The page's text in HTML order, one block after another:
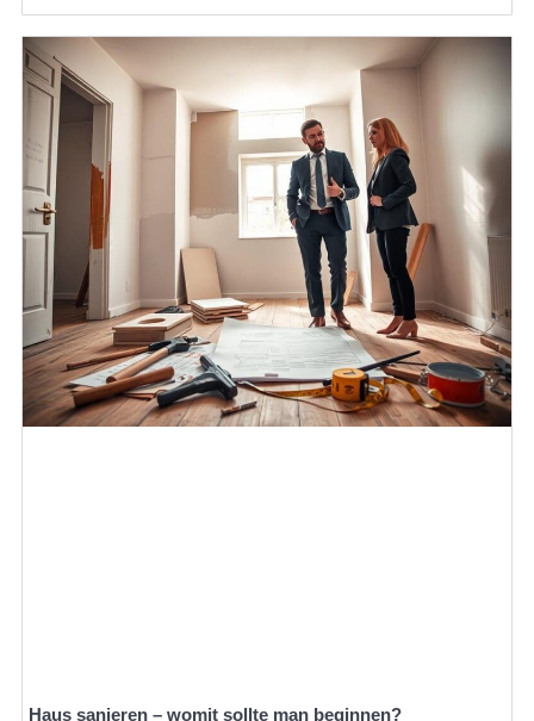
Haus sanieren – womit sollte man beginnen?